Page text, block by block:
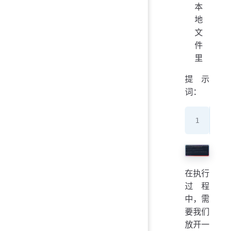
本
地
文
件
里
提示
词：
在执行
过程
中，需
要我们
放开一